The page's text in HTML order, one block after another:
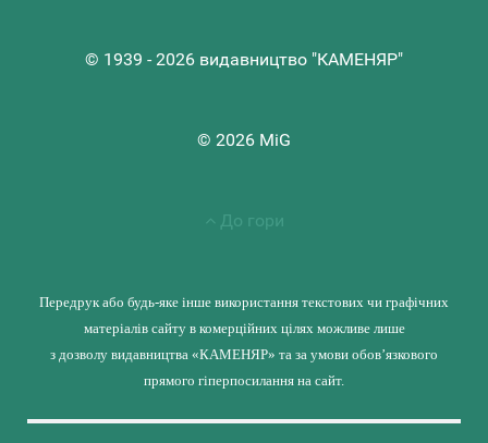
© 1939 - 2026 видавництво "КАМЕНЯР"
© 2026 MiG
До гори
Передрук або будь-яке інше використання текстових чи графічних
матеріалів сайту в комерційних цілях можливе лише
з дозволу видавництва «КАМЕНЯР» та за умови обов’язкового
прямого гіперпосилання на сайт.